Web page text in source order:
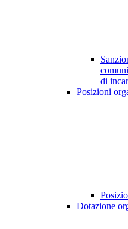
di
Posizioni
Dotazione